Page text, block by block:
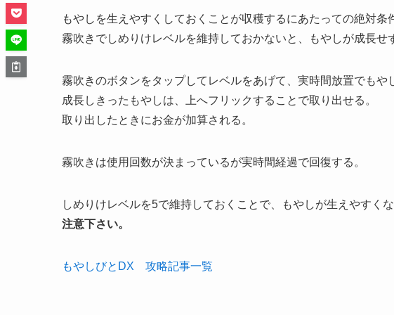
もやしを生えやすくしておくことが収穫するにあたっての絶対条
霧吹きでしめりけレベルを維持しておかないと、もやしが成長せ
霧吹きのボタンをタップしてレベルをあげて、実時間放置でもや
成長しきったもやしは、上へフリックすることで取り出せる。
取り出したときにお金が加算される。
霧吹きは使用回数が決まっているが実時間経過で回復する。
しめりけレベルを5で維持しておくことで、もやしが生えやすく
注意下さい。
もやしびとDX 攻略記事一覧